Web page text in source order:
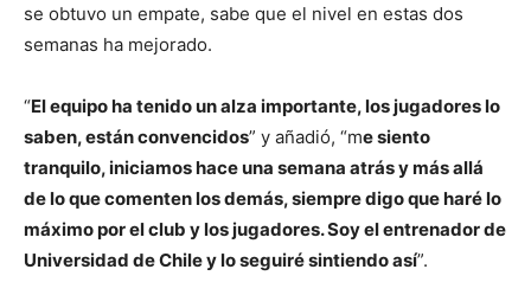
se obtuvo un empate, sabe que el nivel en estas dos
semanas ha mejorado.
“El equipo ha tenido un alza importante, los jugadores lo
saben, están convencidos” y añadió, “me siento
tranquilo, iniciamos hace una semana atrás y más allá
de lo que comenten los demás, siempre digo que haré lo
máximo por el club y los jugadores. Soy el entrenador de
Universidad de Chile y lo seguiré sintiendo así”.